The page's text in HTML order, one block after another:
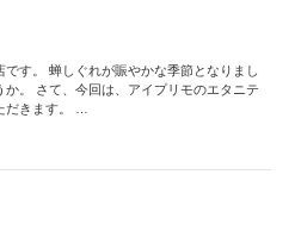
す。 蝉しぐれが賑やかな季節となりまし
。 さて、今回は、アイプリモのエタニテ
だきます。 …